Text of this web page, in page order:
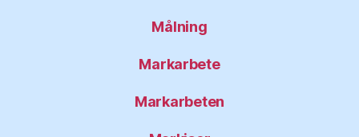
Målning
Markarbete
Markarbeten